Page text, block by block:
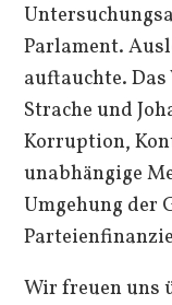
Parlament.
auftauchte.
Strache und
Korruption,
unabhängige
Umgehung der
Wir freuen uns